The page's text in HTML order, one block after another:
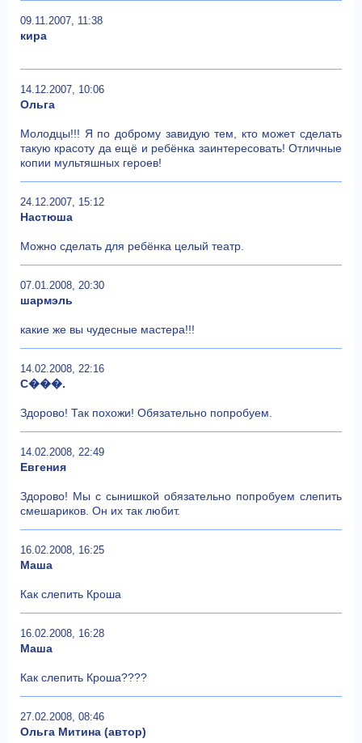
09.11.2007, 11:38
кира
14.12.2007, 10:06
Ольга
Молодцы!!! Я по доброму завидую тем, кто может сделать
такую красоту да ещё и ребёнка заинтересовать! Отличные
копии мультяшных героев!
24.12.2007, 15:12
Настюша
Можно сделать для ребёнка целый театр.
07.01.2008, 20:30
шармэль
какие же вы чудесные мастера!!!
14.02.2008, 22:16
C���.
Здорово! Так похожи! Обязательно попробуем.
14.02.2008, 22:49
Евгения
Здорово! Мы с сынишкой обязательно попробуем слепить
смешариков. Он их так любит.
16.02.2008, 16:25
Маша
Как слепить Кроша
16.02.2008, 16:28
Маша
Как слепить Кроша????
27.02.2008, 08:46
Ольга Митина (автор)